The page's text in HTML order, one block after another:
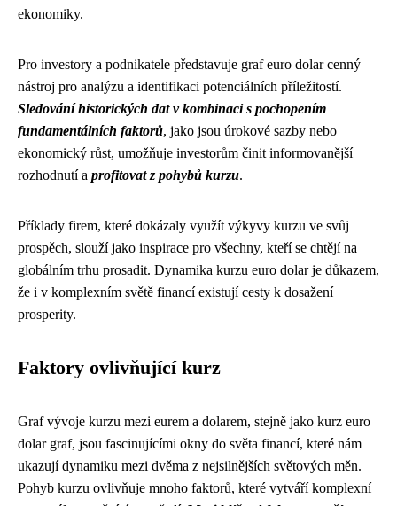
ekonomiky.
Pro investory a podnikatele představuje graf euro dolar cenný
nástroj pro analýzu a identifikaci potenciálních příležitostí.
Sledování historických dat v kombinaci s pochopením
fundamentálních faktorů, jako jsou úrokové sazby nebo
ekonomický růst, umožňuje investorům činit informovanější
rozhodnutí a profitovat z pohybů kurzu.
Příklady firem, které dokázaly využít výkyvy kurzu ve svůj
prospěch, slouží jako inspirace pro všechny, kteří se chtějí na
globálním trhu prosadit. Dynamika kurzu euro dolar je důkazem,
že i v komplexním světě financí existují cesty k dosažení
prosperity.
Faktory ovlivňující kurz
Graf vývoje kurzu mezi eurem a dolarem, stejně jako kurz euro
dolar graf, jsou fascinujícími okny do světa financí, které nám
ukazují dynamiku mezi dvěma z nejsilnějších světových měn.
Pohyb kurzu ovlivňuje mnoho faktorů, které vytváří komplexní